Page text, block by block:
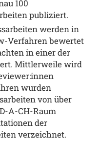
100
publiziert.
werden in
Verfahren bewertet
in einer der
Mittlerweile wird
wurden
von über
A-CH-Raum
der
verzeichnet.